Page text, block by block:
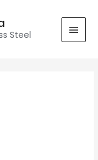
Steel